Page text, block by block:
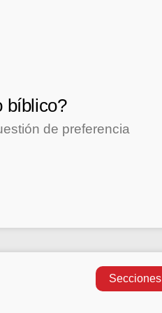
bíblico?
de preferencia
Secciones